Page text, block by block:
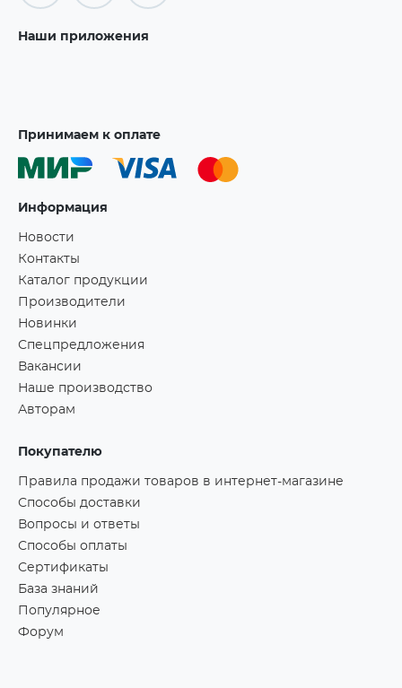
Наши приложения
Принимаем к оплате
Информация
Новости
Контакты
Каталог продукции
Производители
Новинки
Спецпредложения
Вакансии
Наше производство
Авторам
Покупателю
Правила продажи товаров в интернет-магазине
Способы доставки
Вопросы и ответы
Способы оплаты
Сертификаты
База знаний
Популярное
Форум